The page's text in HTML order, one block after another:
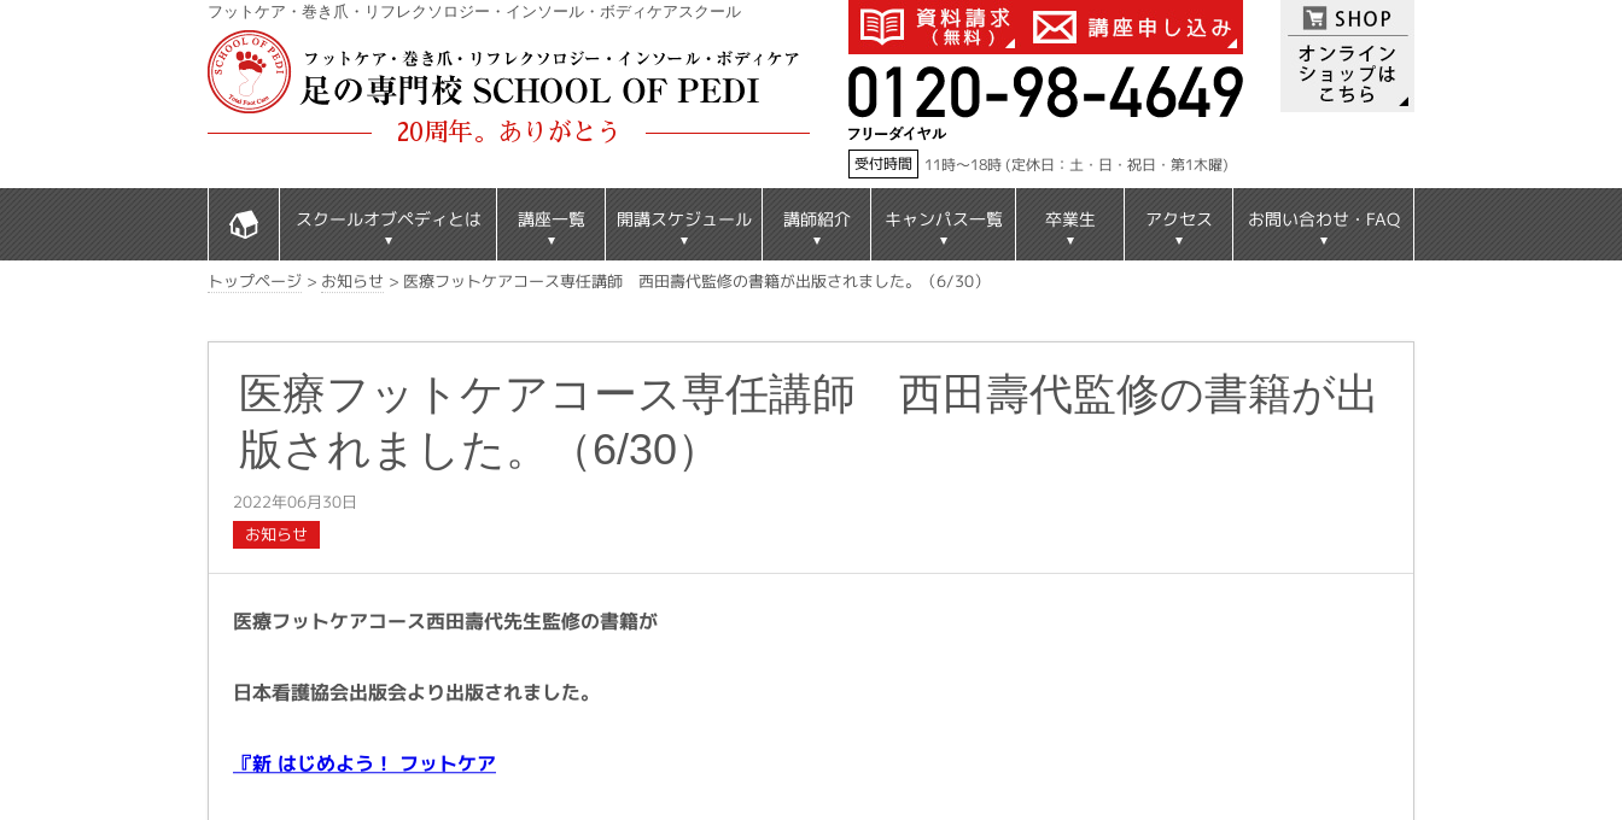
フットケア・巻き爪・リフレクソロジー・インソール・ボディケアスクール
20周年。ありがとう
受付時間 11時～18時 (定休日：土・日・祝日・第1木曜)
スクールオブペディとは 講座一覧 開講スケジュール 講師紹介 キャンパス一覧 卒業生 アクセス お問い合わせ・FAQ
トップページ> お知らせ > 医療フットケアコース専任講師 西田壽代監修の書籍が出版されました。（6/30）
医療フットケアコース専任講師 西田壽代監修の書籍が出
版されました。（6/30）
2022年06月30日
お知らせ
医療フットケアコース西田壽代先生監修の書籍が
日本看護協会出版会より出版されました。
『新 はじめよう！ フットケア